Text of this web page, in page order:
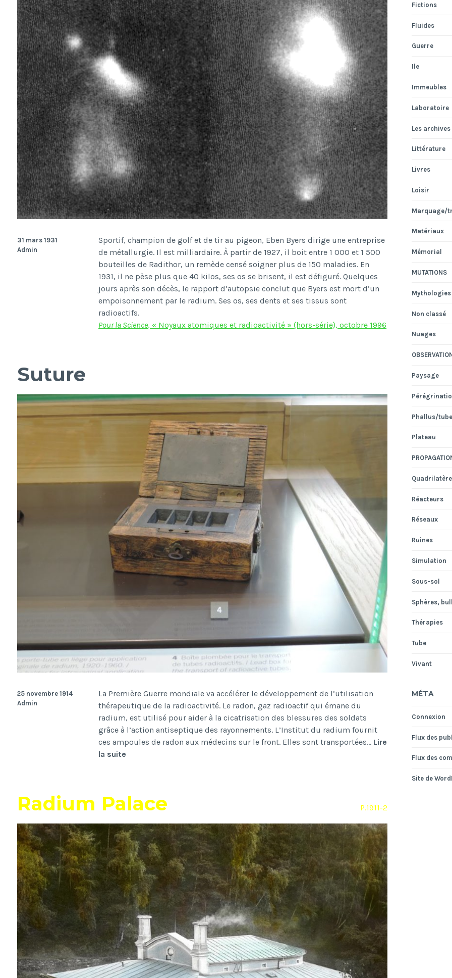
Sportif, champion de golf et de tir au pigeon, Eben Byers dirige une entreprise
de métallurgie. Il est milliardaire. À partir de 1927, il boit entre 1 000 et 1 500
bouteilles de Radithor, un remède censé soigner plus de 150 maladies. En
1931, il ne pèse plus que 40 kilos, ses os se brisent, il est défiguré. Quelques
jours après son décès, le rapport d’autopsie conclut que Byers est mort d’un
empoisonnement par le radium. Ses os, ses dents et ses tissus sont
radioactifs.
Pour la Science, « Noyaux atomiques et radioactivité » (hors-série), octobre 1996
31 mars 1931
Admin
Suture
La Première Guerre mondiale va accélérer le développement de l’utilisation
thérapeutique de la radioactivité. Le radon, gaz radioactif qui émane du
radium, est utilisé pour aider à la cicatrisation des blessures des soldats
grâce à l’action antiseptique des rayonnements. L’Institut du radium fournit
ces ampoules de radon aux médecins sur le front. Elles sont transportées… Lire
la suite
25 novembre 1914
Admin
Radium Palace P.1911-2
Fictions
Fluides
Guerre
Ile
Immeubles
Laboratoire
Les archives
Littérature
Livres
Loisir
Marquage/
Matériaux
Mémorial
MUTATIONS
Mythologies
Non classé
Nuages
Paysage
Phallus/
Plateau
Réacteurs
Réseaux
Ruines
Simulation
Sous-sol
Sphères,
Thérapies
Tube
Vivant
MÉTA
Connexion
Flux des
Flux des
Site de